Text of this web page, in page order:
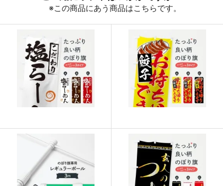
887 33706
40 883 35320
880 36080
878 36876
876 37668
39330
873 40158
47 40984